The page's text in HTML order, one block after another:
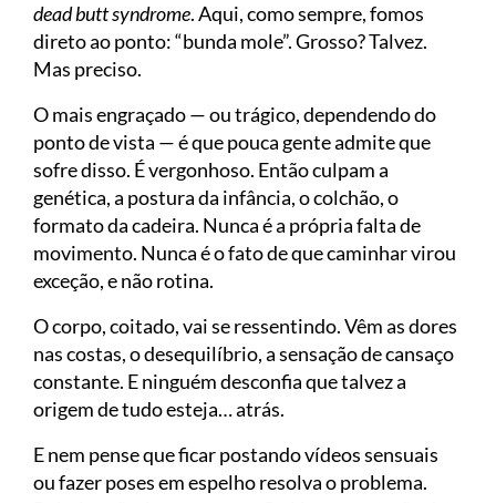
dead butt syndrome. Aqui, como sempre, fomos
direto ao ponto: “bunda mole”. Grosso? Talvez.
Mas preciso.
O mais engraçado — ou trágico, dependendo do
ponto de vista — é que pouca gente admite que
sofre disso. É vergonhoso. Então culpam a
genética, a postura da infância, o colchão, o
formato da cadeira. Nunca é a própria falta de
movimento. Nunca é o fato de que caminhar virou
exceção, e não rotina.
O corpo, coitado, vai se ressentindo. Vêm as dores
nas costas, o desequilíbrio, a sensação de cansaço
constante. E ninguém desconfia que talvez a
origem de tudo esteja… atrás.
E nem pense que ficar postando vídeos sensuais
ou fazer poses em espelho resolva o problema.